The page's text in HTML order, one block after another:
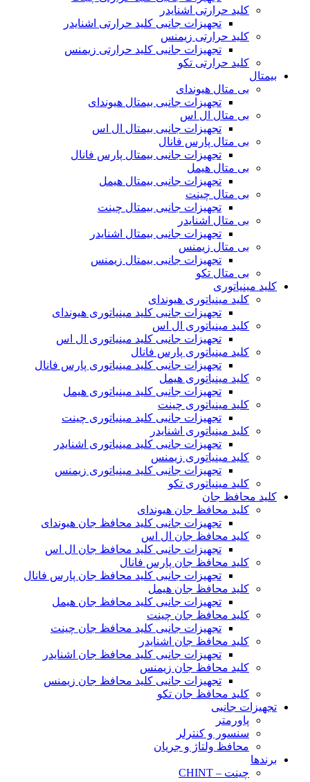
کلید حرارتی اشنایدر
تجهیزات جانبی کلید حرارتی اشنایدر
کلید حرارتی زیمنس
تجهیزات جانبی کلید حرارتی زیمنس
کلید حرارتی تکو
بیمتال
بی متال هیوندای
تجهیزات جانبی بیمتال هیوندای
بی متال ال اس
تجهیزات جانبی بیمتال ال اس
بی متال پارس فانال
تجهیزات جانبی بیمتال پارس فانال
بی متال هیمل
تجهیزات جانبی بیمتال هیمل
بی متال چینت
تجهیزات جانبی بیمتال چینت
بی متال اشنایدر
تجهیزات جانبی بیمتال اشنایدر
بی متال زیمنس
تجهیزات جانبی بیمتال زیمنس
بی متال تکو
کلید مینیاتوری
کلید مینیاتوری هیوندای
تجهیزات جانبی کلید مینیاتوری هیوندای
کلید مینیاتوری ال اس
تجهیزات جانبی کلید مینیاتوری ال اس
کلید مینیاتوری پارس فانال
تجهیزات جانبی کلید مینیاتوری پارس فانال
کلید مینیاتوری هیمل
تجهیزات جانبی کلید مینیاتوری هیمل
کلید مینیاتوری چینت
تجهیزات جانبی کلید مینیاتوری چینت
کلید مینیاتوری اشنایدر
تجهیزات جانبی کلید مینیاتوری اشنایدر
کلید مینیاتوری زیمنس
تجهیزات جانبی کلید مینیاتوری زیمنس
کلید مینیاتوری تکو
کلید محافظ جان
کلید محافظ جان هیوندای
تجهیزات جانبی کلید محافظ جان هیوندای
کلید محافظ جان ال اس
تجهیزات جانبی کلید محافظ جان ال اس
کلید محافظ جان پارس فانال
تجهیزات جانبی کلید محافظ جان پارس فانال
کلید محافظ جان هیمل
تجهیزات جانبی کلید محافظ جان هیمل
کلید محافظ جان چینت
تجهیزات جانبی کلید محافظ جان چینت
کلید محافظ جان اشنایدر
تجهیزات جانبی کلید محافظ جان اشنایدر
کلید محافظ جان زیمنس
تجهیزات جانبی کلید محافظ جان زیمنس
کلید محافظ جان تکو
تجهیزات جانبی
پاورمتر
سنسور و کنترلر
محافظ ولتاژ و‌ جریان
برندها
چینت – CHINT